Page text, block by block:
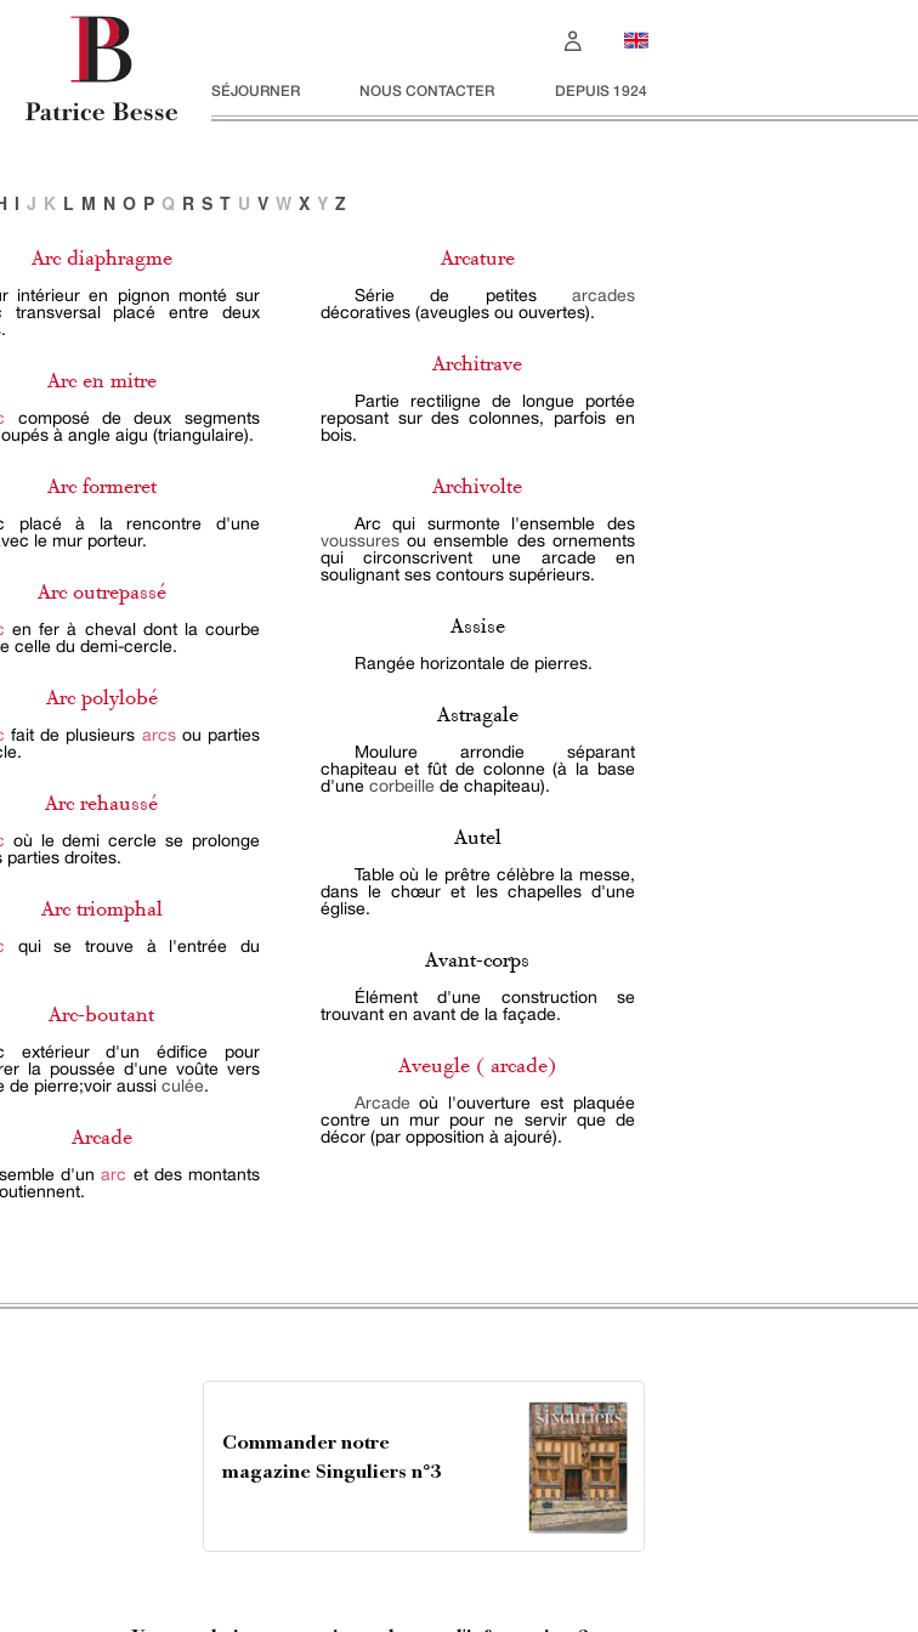
SÉJOURNER NOUS CONTACTER DEPUIS 1924
I J K L M N O P Q R S T U V W X Y Z
Arc diaphragme
intérieur en pignon monté sur
transversal placé entre deux
.
Arc en mitre
composé de deux segments
à angle aigu (triangulaire).
Arc formeret
placé à la rencontre d'une
le mur porteur.
Arc outrepassé
en fer à cheval dont la courbe
celle du demi-cercle.
Arc polylobé
fait de plusieurs arcsou parties
Arc rehaussé
où le demi cercle se prolonge
parties droites.
Arc triomphal
qui se trouve à l'entrée du
Arc-boutant
extérieur d'un édifice pour
la poussée d'une voûte vers
de pierre;voir aussiculée.
Arcade
d'unarc et des montants
Arcature
Série de petites arcades
décoratives (aveugles ou ouvertes).
Architrave
Partie rectiligne de longue portée
reposant sur des colonnes, parfois en
bois.
Archivolte
Arc qui surmonte l'ensemble des
voussures ou ensemble des ornements
qui circonscrivent une arcade en
soulignant ses contours supérieurs.
Assise
Rangée horizontale de pierres.
Astragale
Moulure arrondie séparant
chapiteau et fût de colonne (à la base
d'une corbeille de chapiteau).
Autel
Table où le prêtre célèbre la messe,
dans le chœur et les chapelles d'une
église.
Avant-corps
Élément d'une construction se
trouvant en avant de la façade.
Aveugle ( arcade)
Arcade où l'ouverture est plaquée
contre un mur pour ne servir que de
décor (par opposition à ajouré).
Commander notre
magazine Singuliers n°3